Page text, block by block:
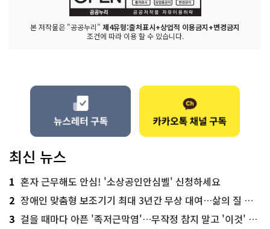
본 저작물은 "공공누리" 제4유형:출처표시+상업적 이용금지+변경금지
조건에 따라 이용 할 수 있습니다.
최신 뉴스
1 혼자 근무해도 안심! '소상공인안심벨' 신청하세요
2 장애인 맞춤형 보조기기 최대 3년간 무상 대여…삶의 질 높인다
3 걸을 때마다 아픈 '족저근막염'…무작정 참지 말고 '이것' 해보세요!